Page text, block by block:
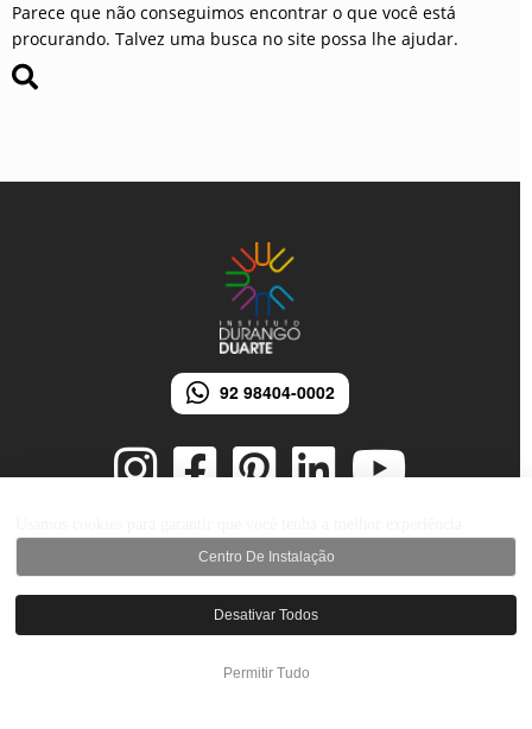
Parece que não conseguimos encontrar o que você está
procurando. Talvez uma busca no site possa lhe ajudar.
92 98404-0002
© 2026 Instituto Durango Duarte - Todos os direitos reservados.
Desenvolvido por iMarketing Agência Digital
Centro De Instalação
Desativar Todos
Permitir Tudo